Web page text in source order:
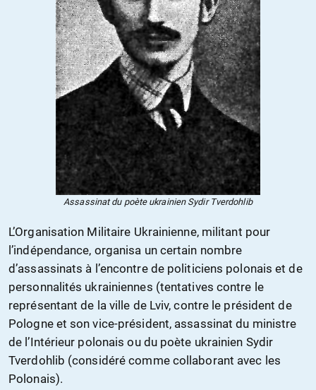
Assassinat du poète ukrainien Sydir Tverdohlib
L’Organisation Militaire Ukrainienne, militant pour
l’indépendance, organisa un certain nombre
d’assassinats à l’encontre de politiciens polonais et de
personnalités ukrainiennes (tentatives contre le
représentant de la ville de Lviv, contre le président de
Pologne et son vice-président, assassinat du ministre
de l’Intérieur polonais ou du poète ukrainien Sydir
Tverdohlib (considéré comme collaborant avec les
Polonais).